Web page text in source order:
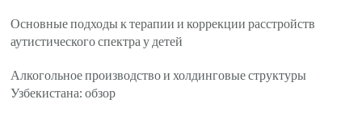
Основные подходы к терапии и коррекции расстройств
аутистического спектра у детей
Алкогольное производство и холдинговые структуры
Узбекистана: обзор